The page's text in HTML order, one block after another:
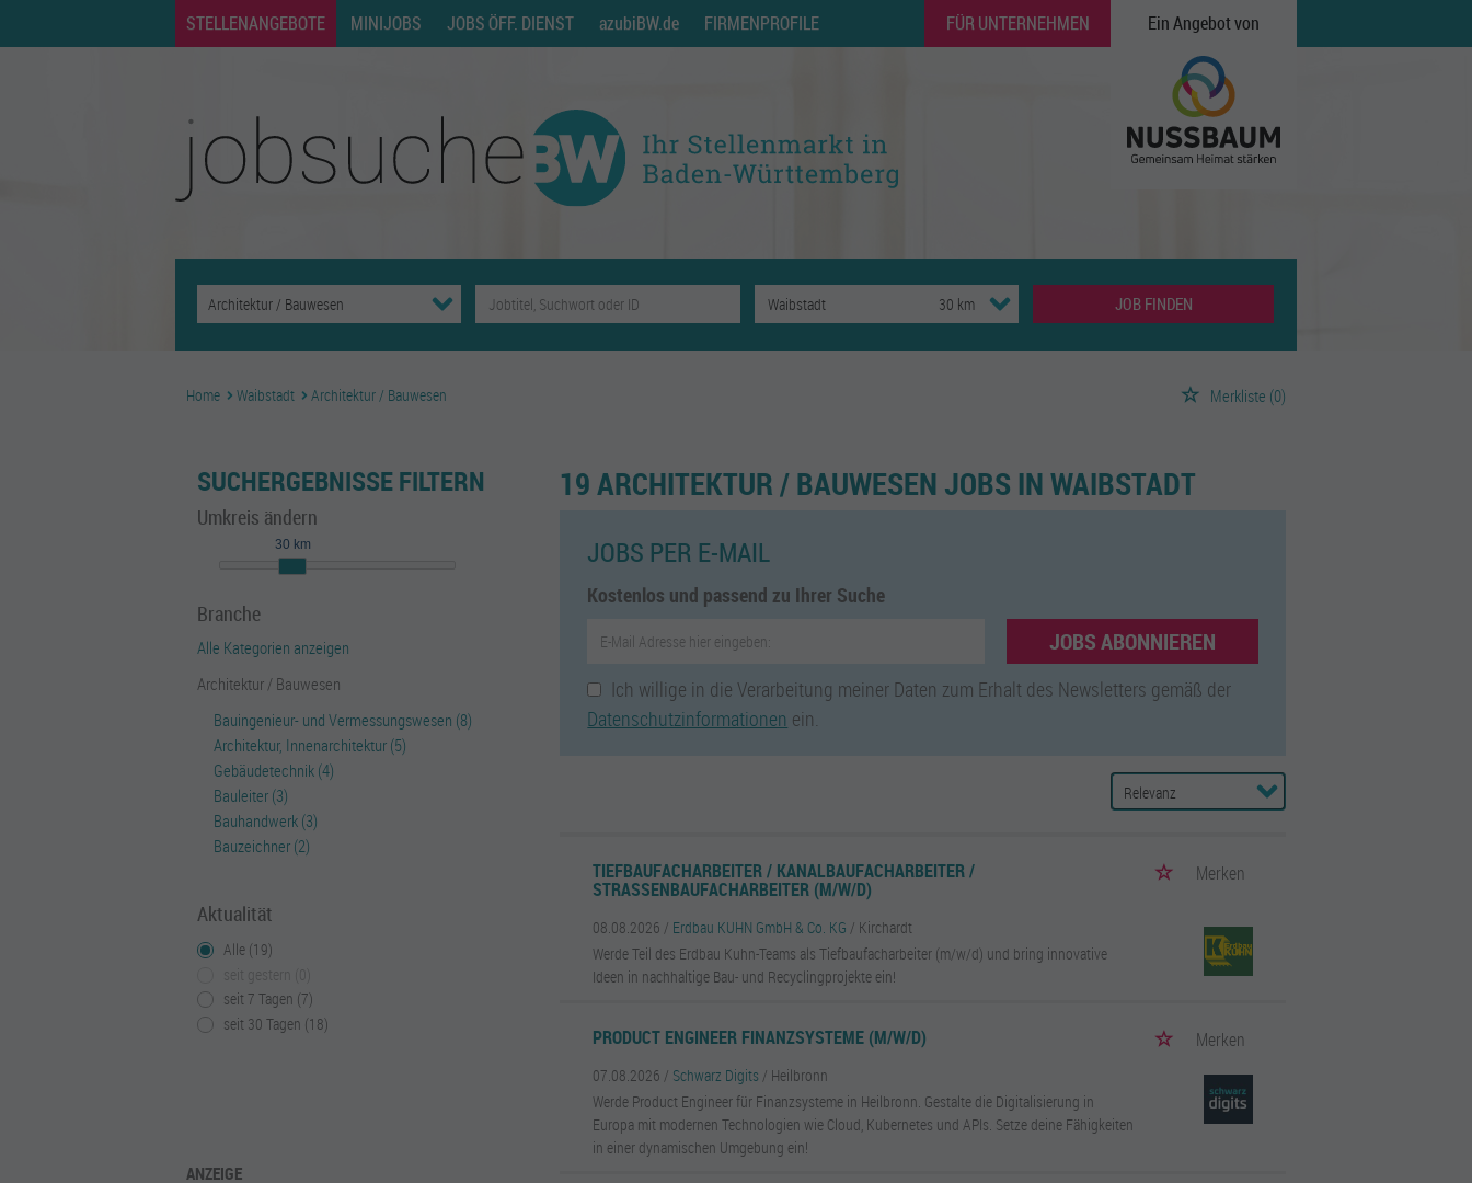
STELLENANGEBOTE MINIJOBS JOBS ÖFF. DIENST azubiBW.de FIRMENPROFILE FÜR UNTERNEHMEN Ein Angebot von
JOB FINDEN
Home Waibstadt Architektur / Bauwesen Merkliste (0)
SUCHERGEBNISSE FILTERN
Umkreis ändern
30 km
Branche
Alle Kategorien anzeigen
Architektur / Bauwesen
Bauingenieur- und Vermessungswesen (8)
Architektur, Innenarchitektur (5)
Gebäudetechnik (4)
Bauleiter (3)
Bauhandwerk (3)
Bauzeichner (2)
Aktualität
Alle (19)
seit 7 Tagen (7)
seit 30 Tagen (18)
ANZEIGE
19 ARCHITEKTUR / BAUWESEN JOBS IN WAIBSTADT
JOBS PER E-MAIL
Kostenlos und passend zu Ihrer Suche
JOBS ABONNIEREN
Ich willige in die Verarbeitung meiner Daten zum Erhalt des Newsletters gemäß der
Datenschutzinformationen ein.
TIEFBAUFACHARBEITER / KANALBAUFACHARBEITER /
STRASSENBAUFACHARBEITER (M/W/D)
Merken
08.08.2026 / Erdbau KUHN GmbH & Co. KG / Kirchardt
Werde Teil des Erdbau Kuhn-Teams als Tiefbaufacharbeiter (m/w/d) und bring innovative
Ideen in nachhaltige Bau- und Recyclingprojekte ein!
PRODUCT ENGINEER FINANZSYSTEME (M/W/D) Merken
07.08.2026 / Schwarz Digits / Heilbronn
Werde Product Engineer für Finanzsysteme in Heilbronn. Gestalte die Digitalisierung in
Europa mit modernen Technologien wie Cloud, Kubernetes und APIs. Setze deine Fähigkeiten
in einer dynamischen Umgebung ein!